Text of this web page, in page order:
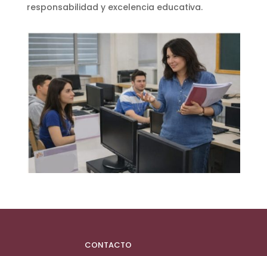
responsabilidad y excelencia educativa.
CONTACTO